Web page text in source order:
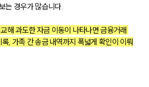
는 경우가 많습니다.
해 과도한 자금 이동이 나타나면 금융거래
, 가족 간 송금 내역까지 폭넓게 확인이 이뤄